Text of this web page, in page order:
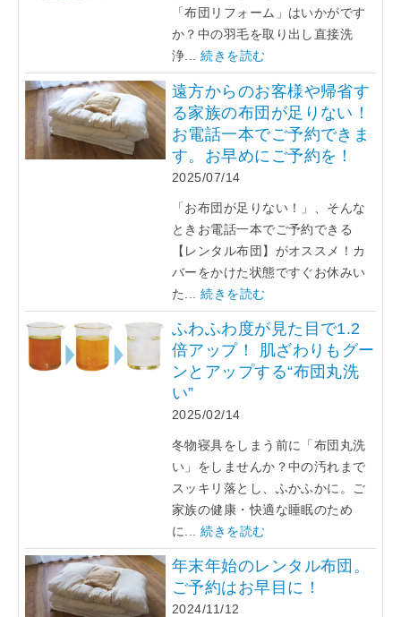
「布団リフォーム」はいかがです
か？中の羽毛を取り出し直接洗
浄...続きを読む
遠方からのお客様や帰省す
る家族の布団が足りない！
お電話一本でご予約できま
す。お早めにご予約を！
2025/07/14
「お布団が足りない！」、そんな
ときお電話一本でご予約できる
【レンタル布団】がオススメ！カ
バーをかけた状態ですぐお休みい
た...続きを読む
ふわふわ度が見た目で1.2
倍アップ！ 肌ざわりもグー
ンとアップする“布団丸洗
い”
2025/02/14
冬物寝具をしまう前に「布団丸洗
い」をしませんか？中の汚れまで
スッキリ落とし、ふかふかに。ご
家族の健康・快適な睡眠のため
に...続きを読む
年末年始のレンタル布団。
ご予約はお早目に！
2024/11/12